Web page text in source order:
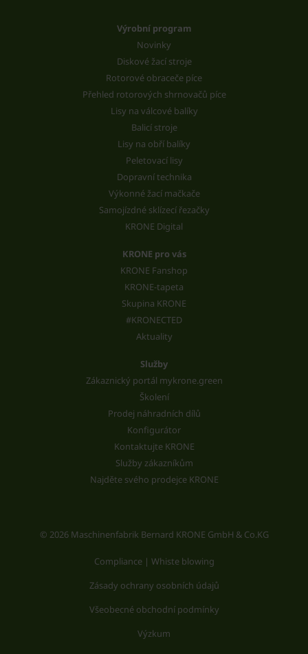
Výrobní program
Novinky
Diskové žací stroje
Rotorové obraceče píce
Přehled rotorových shrnovačů píce
Lisy na válcové balíky
Balicí stroje
Lisy na obří balíky
Peletovací lisy
Dopravní technika
Výkonné žací mačkače
Samojízdné sklízecí řezačky
KRONE Digital
KRONE pro vás
KRONE Fanshop
KRONE-tapeta
Skupina KRONE
#KRONECTED
Aktuality
Služby
Zákaznický portál mykrone.green
Školení
Prodej náhradních dílů
Konfigurátor
Kontaktujte KRONE
Služby zákazníkům
Najděte svého prodejce KRONE
© 2026 Maschinenfabrik Bernard KRONE GmbH & Co.KG
Compliance | Whiste blowing
Zásady ochrany osobních údajů
Všeobecné obchodní podmínky
Výzkum